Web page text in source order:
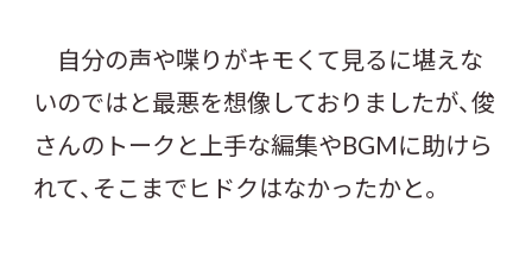
自分の声や喋りがキモくて見るに堪えな
いのではと最悪を想像しておりましたが、俊
さんのトークと上手な編集やBGMに助けら
れて、そこまでヒドクはなかったかと。